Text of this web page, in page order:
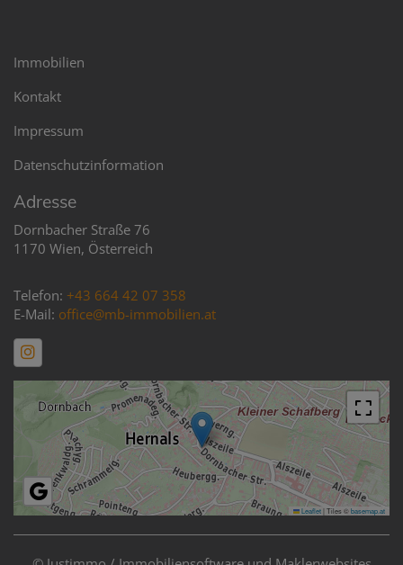
Immobilien
Kontakt
Impressum
Datenschutzinformation
Adresse
Dornbacher Straße 76
1170 Wien, Österreich
Telefon: +43 664 42 07 358
E-Mail: office@mb-immobilien.at
Leaflet| Tiles ©basemap.at